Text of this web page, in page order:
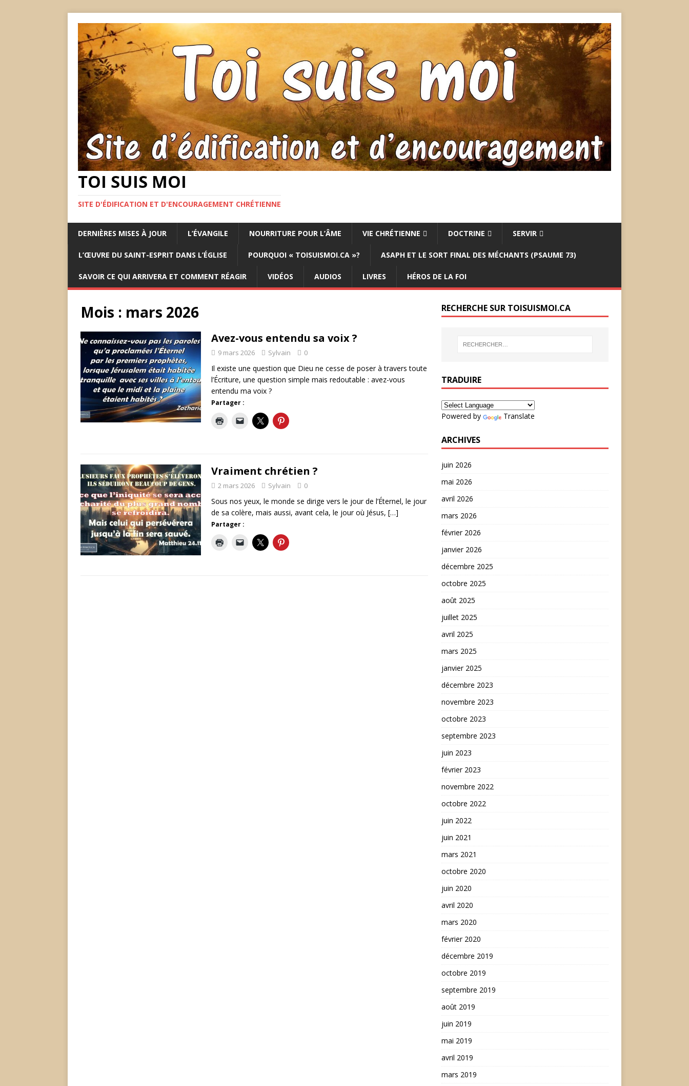
TOI SUIS MOI
SITE D'ÉDIFICATION ET D'ENCOURAGEMENT CHRÉTIENNE
DERNIÈRES MISES À JOUR L’ÉVANGILE NOURRITURE POUR L’ÂME VIE CHRÉTIENNE DOCTRINE SERVIR
L’ŒUVRE DU SAINT-ESPRIT DANS L’ÉGLISE POURQUOI « TOISUISMOI.CA »? ASAPH ET LE SORT FINAL DES MÉCHANTS (PSAUME 73)
SAVOIR CE QUI ARRIVERA ET COMMENT RÉAGIR VIDÉOS AUDIOS LIVRES HÉROS DE LA FOI
Mois : mars 2026
Avez-vous entendu sa voix ?
9 mars 2026 Sylvain 0
Il existe une question que Dieu ne cesse de poser à travers toute
l’Écriture, une question simple mais redoutable : avez-vous
entendu ma voix ?
Partager :
Vraiment chrétien ?
2 mars 2026 Sylvain 0
Sous nos yeux, le monde se dirige vers le jour de l’Éternel, le jour
de sa colère, mais aussi, avant cela, le jour où Jésus, […]
Partager :
RECHERCHE SUR TOISUISMOI.CA
TRADUIRE
Powered by Translate
ARCHIVES
juin 2026
mai 2026
avril 2026
mars 2026
février 2026
janvier 2026
décembre 2025
octobre 2025
août 2025
juillet 2025
avril 2025
mars 2025
janvier 2025
décembre 2023
novembre 2023
octobre 2023
septembre 2023
juin 2023
février 2023
novembre 2022
octobre 2022
juin 2022
juin 2021
mars 2021
octobre 2020
juin 2020
avril 2020
mars 2020
février 2020
décembre 2019
octobre 2019
septembre 2019
août 2019
juin 2019
mai 2019
avril 2019
mars 2019